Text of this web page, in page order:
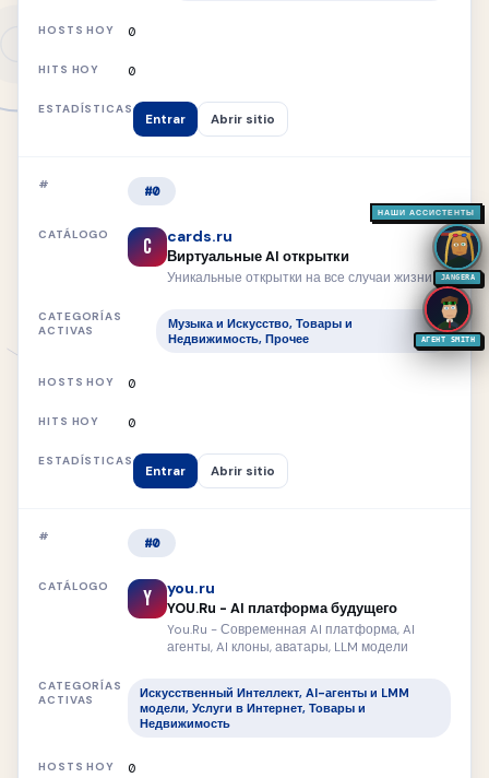
0
0
Entrar Abrir sitio
#0
C cards.ru
Виртуальные AI открытки
Уникальные открытки на все случаи жизни
Музыка и Искусство, Товары и
Недвижимость, Прочее
0
0
Entrar Abrir sitio
#0
Y you.ru
YOU.Ru - AI платформа будущего
You.Ru - Современная AI платформа, AI
агенты, AI клоны, аватары, LLM модели
Искусственный Интеллект, AI-агенты и LMM
модели, Услуги в Интернет, Товары и
Недвижимость
0
НАШИ АССИСТЕНТЫ
JANGERA
АГЕНТ SMITH